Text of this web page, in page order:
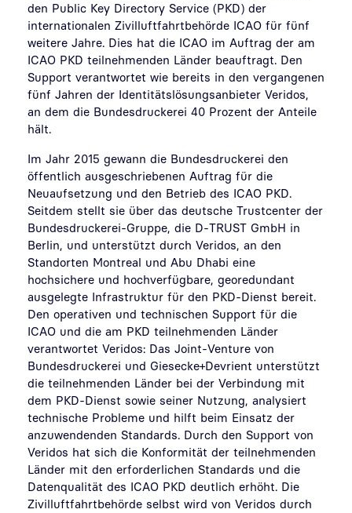
den Public Key Directory Service (PKD) der
internationalen Zivilluftfahrtbehörde ICAO für fünf
weitere Jahre. Dies hat die ICAO im Auftrag der am
ICAO PKD teilnehmenden Länder beauftragt. Den
Support verantwortet wie bereits in den vergangenen
fünf Jahren der Identitätslösungsanbieter Veridos,
an dem die Bundesdruckerei 40 Prozent der Anteile
hält.
Im Jahr 2015 gewann die Bundesdruckerei den
öffentlich ausgeschriebenen Auftrag für die
Neuaufsetzung und den Betrieb des ICAO PKD.
Seitdem stellt sie über das deutsche Trustcenter der
Bundesdruckerei-Gruppe, die D-TRUST GmbH in
Berlin, und unterstützt durch Veridos, an den
Standorten Montreal und Abu Dhabi eine
hochsichere und hochverfügbare, georedundant
ausgelegte Infrastruktur für den PKD-Dienst bereit.
Den operativen und technischen Support für die
ICAO und die am PKD teilnehmenden Länder
verantwortet Veridos: Das Joint-Venture von
Bundesdruckerei und Giesecke+Devrient unterstützt
die teilnehmenden Länder bei der Verbindung mit
dem PKD-Dienst sowie seiner Nutzung, analysiert
technische Probleme und hilft beim Einsatz der
anzuwendenden Standards. Durch den Support von
Veridos hat sich die Konformität der teilnehmenden
Länder mit den erforderlichen Standards und die
Datenqualität des ICAO PKD deutlich erhöht. Die
Zivilluftfahrtbehörde selbst wird von Veridos durch